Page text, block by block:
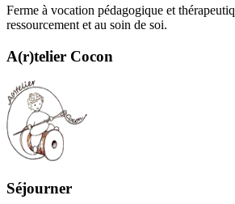
Ferme à vocation pédagogique et
ressourcement et au soin de soi.
A(r)telier Cocon
Séjourner